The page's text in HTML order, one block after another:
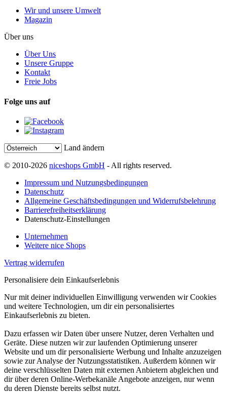
Wir und unsere Umwelt
Magazin
Über uns
Über Uns
Unsere Gruppe
Kontakt
Freie Jobs
Folge uns auf
Land ändern
© 2010-2026 niceshops GmbH - All rights reserved.
Impressum und Nutzungsbedingungen
Datenschutz
Allgemeine Geschäftsbedingungen und Widerrufsbelehrung
Barrierefreiheitserklärung
Datenschutz-Einstellungen
Unternehmen
Weitere nice Shops
Vertrag widerrufen
Personalisiere dein Einkaufserlebnis
Nur mit deiner individuellen Einwilligung verwenden wir Cookies
und weitere Technologien, um dir ein personalisiertes
Einkaufserlebnis zu bieten.
Dazu erfassen wir Daten über unsere Nutzer, deren Verhalten und
Geräte. Diese nutzen wir zur laufenden Optimierung unserer
Website und um dir personalisierte Werbung und Inhalte anzuzeigen
sowie zur Analyse der Nutzungsstatistiken. Außerdem können wir
deine verschlüsselten Daten mit externen Anbietern abgleichen und
dir über deren Online-Werbekanäle Angebote anzeigen, nur wenn
du deren Dienste bereits selbst nutzt.